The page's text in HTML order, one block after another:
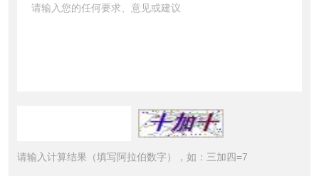
请输入计算结果（填写阿拉伯数字），如：三加四=7